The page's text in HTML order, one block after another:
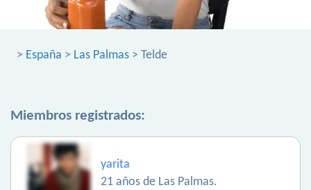
> España > Las Palmas > Telde
Miembros registrados:
yarita
21 años de Las Palmas.